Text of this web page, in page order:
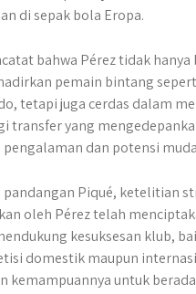
di sepak bola Eropa.​
bahwa Pérez tidak hanya
pemain bintang
tetapi juga cerdas dalam
transfer yang
pengalaman dan potensi
pandangan Piqué, ketelitian
oleh Pérez telah
kesuksesan klub,
domestik maupun
kemampuannya untuk